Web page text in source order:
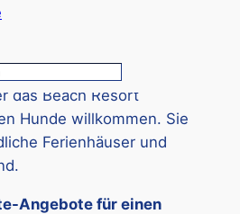
in Scharendijke sind für
Roompot bzw.
das Beach Resort
Hunde willkommen. Sie
Ferienhäuser und
Angebote für einen